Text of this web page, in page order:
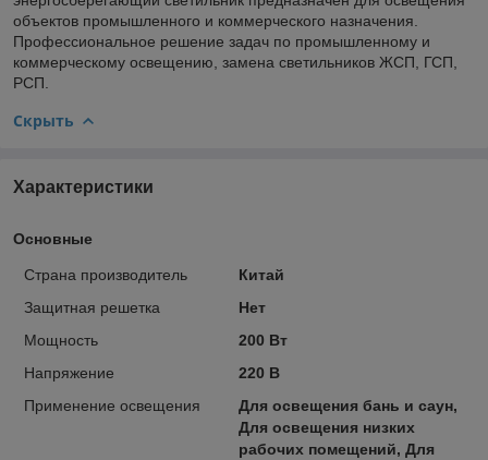
объектов промышленного и коммерческого назначения.
Профессиональное решение задач по промышленному и
коммерческому освещению, замена светильников ЖСП, ГСП,
РСП.
Скрыть
Характеристики
Основные
Страна производитель
Китай
Защитная решетка
Нет
Мощность
200 Вт
Напряжение
220 В
Применение освещения
Для освещения бань и саун,
Для освещения низких
рабочих помещений, Для